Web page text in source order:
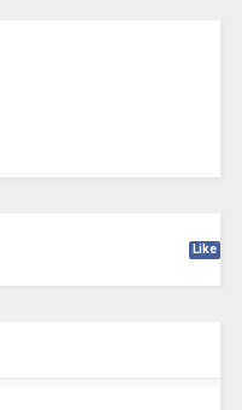
Like